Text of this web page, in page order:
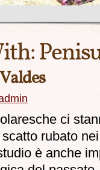
ci
rubato
è anche